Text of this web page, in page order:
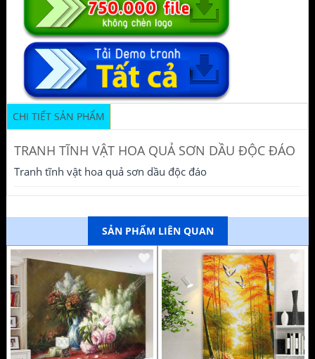
CHI TIẾT SẢN PHẨM
TRANH TĨNH VẬT HOA QUẢ SƠN DẦU ĐỘC ĐÁO
Tranh tĩnh vật hoa quả sơn dầu độc đáo
SẢN PHẨM LIÊN QUAN